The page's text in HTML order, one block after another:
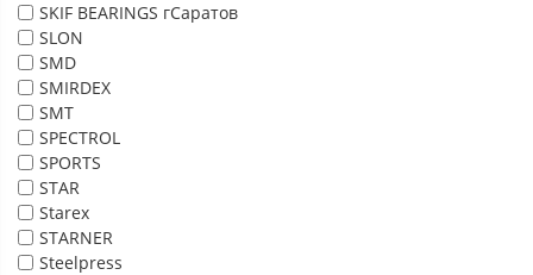
SKIF BEARINGS гСаратов
SLON
SMD
SMIRDEX
SMT
SPECTROL
SPORTS
STAR
Starex
STARNER
Steelpress